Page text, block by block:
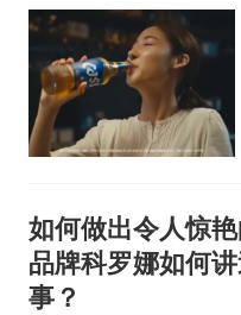
如何做出令人惊
品牌科罗娜如何
事？